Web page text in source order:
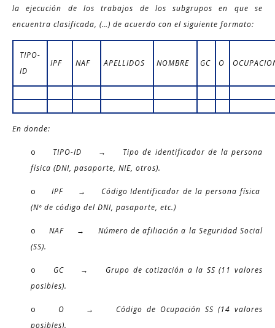
la ejecución de los trabajos de los subgrupos en que se
encuentra clasificada, (…) de acuerdo con el siguiente formato:
TIPO-
ID
IPF NAF APELLIDOS NOMBRE GC O
En donde:
o TIPO-ID → Tipo de identificador de la persona
física (DNI, pasaporte, NIE, otros).
o IPF → Código Identificador de la persona física
(Nº de código del DNI, pasaporte, etc.)
oNAF → Número de afiliación a la Seguridad Social
(SS).
o GC → Grupo de cotización a la SS (11 valores
posibles).
o O → Código de Ocupación SS (14 valores
posibles).